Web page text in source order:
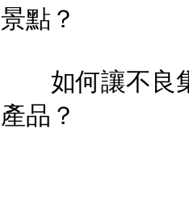
景點？
如何讓不良集
產品？